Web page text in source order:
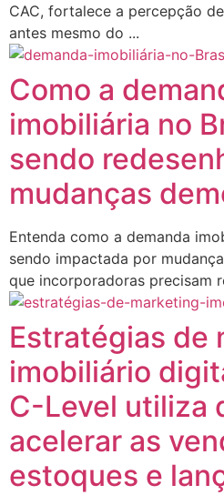
CAC, fortalece a percepção
antes mesmo do ...
Como a
imobiliária no
sendo
mudanças
Entenda como a demanda
sendo impactada por
que incorporadoras precisam
Estratégias de
imobiliário
C-Level utiliza
acelerar as
estoques e